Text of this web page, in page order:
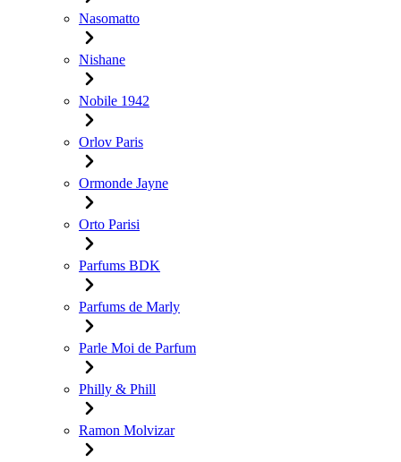
Nasomatto
Nishane
Nobile 1942
Orlov Paris
Ormonde Jayne
Orto Parisi
Parfums BDK
Parfums de Marly
Parle Moi de Parfum
Philly & Phill
Ramon Molvizar